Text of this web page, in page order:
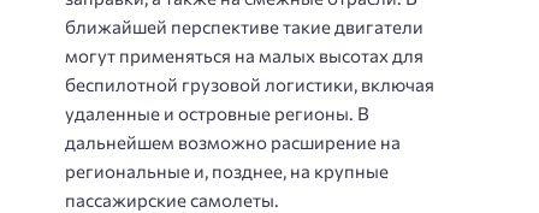
ближайшей перспективе такие двигатели
могут применяться на малых высотах для
беспилотной грузовой логистики, включая
удаленные и островные регионы. В
дальнейшем возможно расширение на
региональные и, позднее, на крупные
пассажирские самолеты.